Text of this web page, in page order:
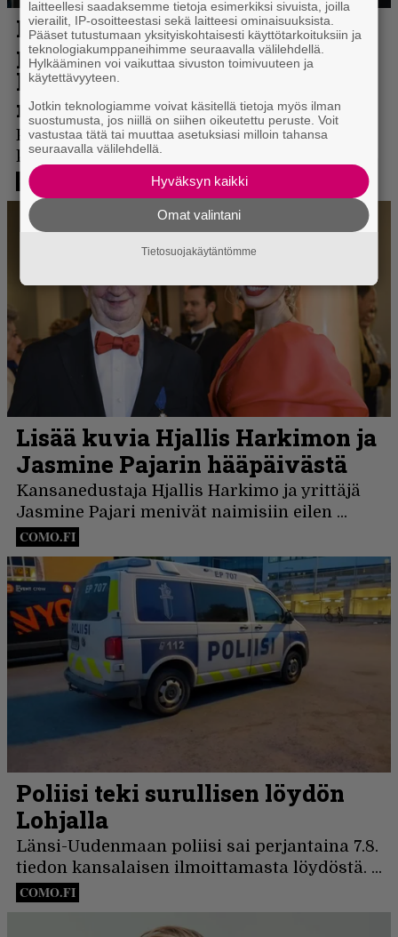
laitteellesi saadaksemme tietoja esimerkiksi sivuista, joilla
vierailit, IP-osoitteestasi sekä laitteesi ominaisuuksista.
Pääset tutustumaan yksityiskohtaisesti käyttötarkoituksiin ja
teknologiakumppaneihimme seuraavalla välilehdellä.
Hylkääminen voi vaikuttaa sivuston toimivuuteen ja
käytettävyyteen.
Jotkin teknologiamme voivat käsitellä tietoja myös ilman
suostumusta, jos niillä on siihen oikeutettu peruste. Voit
vastustaa tätä tai muuttaa asetuksiasi milloin tahansa
seuraavalla välilehdellä.
Hyväksyn kaikki
Omat valintani
Tietosuojakäytäntömme